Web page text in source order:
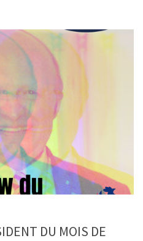
DU MOIS DE